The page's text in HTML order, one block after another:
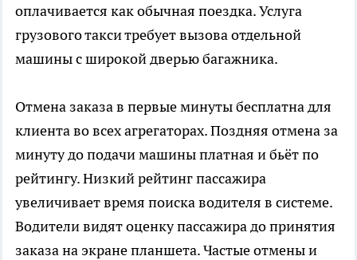
оплачивается как обычная поездка. Услуга
грузового такси требует вызова отдельной
машины с широкой дверью багажника.
Отмена заказа в первые минуты бесплатна для
клиента во всехагрегаторах. Поздняя отмена за
минуту до подачи машины платная и бьёт по
рейтингу. Низкий рейтинг пассажира
увеличивает время поиска водителя в системе.
Водители видят оценку пассажира до принятия
заказа на экране планшета. Частые отмены и